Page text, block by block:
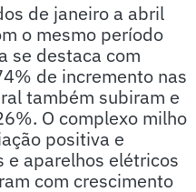
de janeiro a abril
o mesmo período
se destaca com
de incremento nas
também subiram e
O complexo milho
positiva e
e aparelhos elétricos
com crescimento